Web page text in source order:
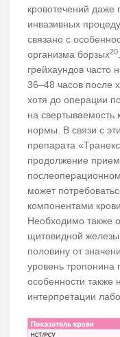
кровотечений даже
инвазивных
связано с
организма борзых20
грейхаундов часто
36–48 часов после
хотя до операции
на свертываемость
нормы. В связи с
препарата
продолжение
может
компонентами крови.
Необходимо также
щитовидной
половину от
уровень тропонина
особенности также
интерпретации